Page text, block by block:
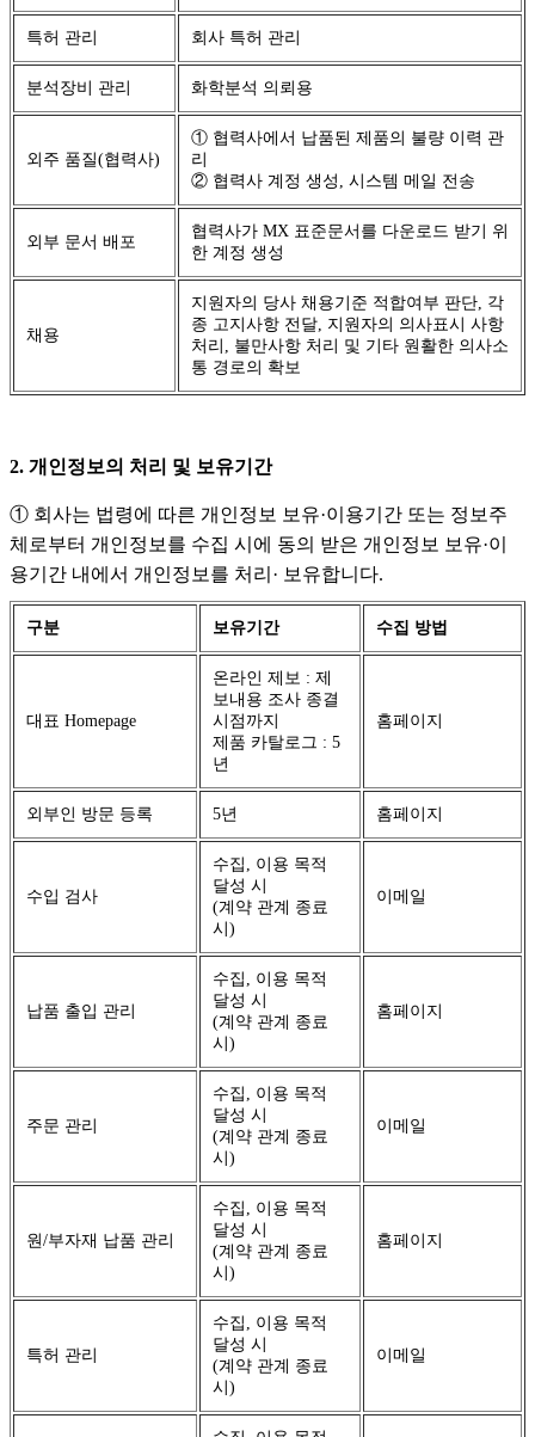
특허 관리 회사 특허 관리
분석장비 관리 화학분석 의뢰용
외주 품질(협력사)
① 협력사에서 납품된 제품의 불량 이력 관
리
② 협력사 계정 생성, 시스템 메일 전송
외부 문서 배포
협력사가 MX 표준문서를 다운로드 받기 위
한 계정 생성
채용
지원자의 당사 채용기준 적합여부 판단, 각
종 고지사항 전달, 지원자의 의사표시 사항
처리, 불만사항 처리 및 기타 원활한 의사소
통 경로의 확보
2. 개인정보의 처리 및 보유기간
① 회사는 법령에 따른 개인정보 보유·이용기간 또는 정보주
체로부터 개인정보를 수집 시에 동의 받은 개인정보 보유·이
용기간 내에서 개인정보를 처리· 보유합니다.
구분 보유기간 수집 방법
대표 Homepage
온라인 제보 : 제
보내용 조사 종결
시점까지
제품 카탈로그 : 5
년
홈페이지
외부인 방문 등록 5년 홈페이지
수입 검사
수집, 이용 목적
달성 시
(계약 관계 종료
시)
이메일
납품 출입 관리
수집, 이용 목적
달성 시
(계약 관계 종료
시)
홈페이지
주문 관리
수집, 이용 목적
달성 시
(계약 관계 종료
시)
이메일
원/부자재 납품 관리
수집, 이용 목적
달성 시
(계약 관계 종료
시)
홈페이지
특허 관리
수집, 이용 목적
달성 시
(계약 관계 종료
시)
이메일